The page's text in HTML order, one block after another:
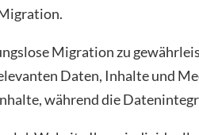
Migration zu
Daten, Inhalte und
während die